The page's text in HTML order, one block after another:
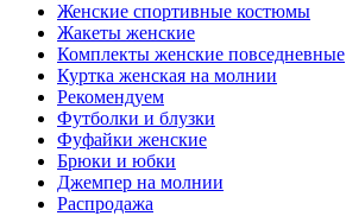
Женские спортивные костюмы
Жакеты женские
Комплекты женские повседневные
Куртка женская на молнии
Рекомендуем
Футболки и блузки
Фуфайки женские
Брюки и юбки
Джемпер на молнии
Распродажа